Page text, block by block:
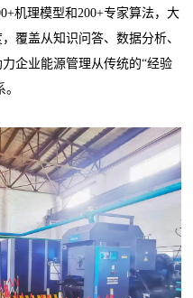
机理模型和200+专家算法，大
覆盖从知识问答、数据分析、
企业能源管理从传统的“经验